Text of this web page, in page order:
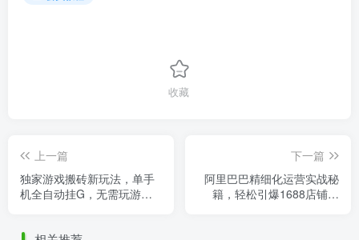
收藏
上一篇
独家游戏搬砖新玩法，单手
机全自动挂G，无需玩游
下一篇
阿里巴巴精细化运营实战秘
籍，轻松引爆1688店铺流